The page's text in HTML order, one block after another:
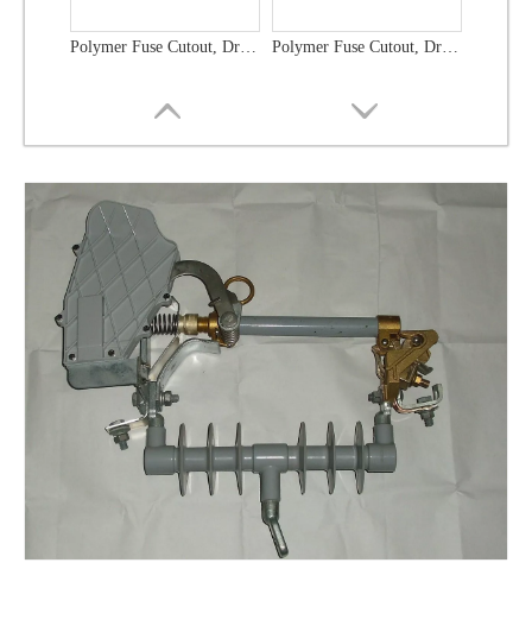
Polymer Fuse Cutout, Drop out Fuses 12 Kv 100A Polymer Fuse Cutout, Drop out Fuses 24 Kv 300A
Polymer Fuse Cutout, Drop out Fuses 18 Kv 100A